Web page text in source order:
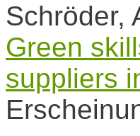
Schröder,
Green
suppliers